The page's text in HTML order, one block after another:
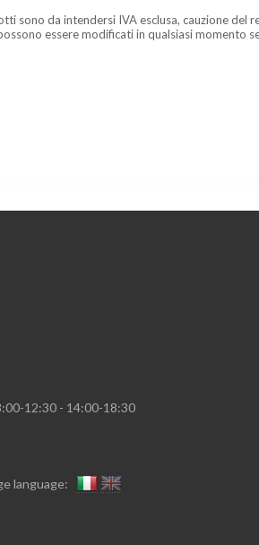
sono da intendersi IVA esclusa, cauzione del
essere modificati in qualsiasi momento
12:30 - 14:00-18:30
language: